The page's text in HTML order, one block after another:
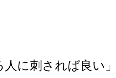
人に刺されば良い